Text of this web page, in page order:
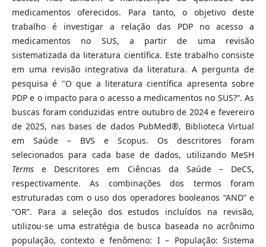
medicamentos oferecidos. Para tanto, o objetivo deste
trabalho é investigar a relação das PDP no acesso a
medicamentos no SUS, a partir de uma revisão
sistematizada da literatura científica. Este trabalho consiste
em uma revisão integrativa da literatura. A pergunta de
pesquisa é "O que a literatura científica apresenta sobre
PDP e o impacto para o acesso a medicamentos no SUS?”. As
buscas foram conduzidas entre outubro de 2024 e fevereiro
de 2025, nas bases de dados PubMed®, Biblioteca Virtual
em Saúde – BVS e Scopus. Os descritores foram
selecionados para cada base de dados, utilizando MeSH
Termse Descritores em Ciências da Saúde – DeCS,
respectivamente. As combinações dos termos foram
estruturadas com o uso dos operadores booleanos “AND” e
“OR”. Para a seleção dos estudos incluídos na revisão,
utilizou-se uma estratégia de busca baseada no acrônimo
população, contexto e fenômeno: I – População: Sistema